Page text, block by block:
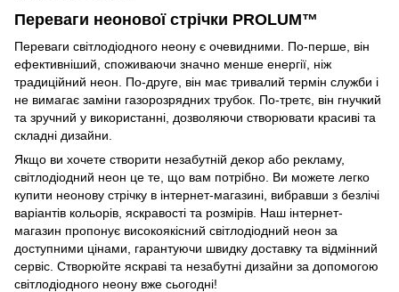
Переваги неонової стрічки PROLUM™
Переваги світлодіодного неону є очевидними. По-перше, він
ефективніший, споживаючи значно менше енергії, ніж
традиційний неон. По-друге, він має тривалий термін служби і
не вимагає заміни газорозрядних трубок. По-третє, він гнучкий
та зручний у використанні, дозволяючи створювати красиві та
складні дизайни.
Якщо ви хочете створити незабутній декор або рекламу,
світлодіодний неон це те, що вам потрібно. Ви можете легко
купити неонову стрічку в інтернет-магазині, вибравши з безлічі
варіантів кольорів, яскравості та розмірів. Наш інтернет-
магазин пропонує високоякісний світлодіодний неон за
доступними цінами, гарантуючи швидку доставку та відмінний
сервіс. Створюйте яскраві та незабутні дизайни за допомогою
світлодіодного неону вже сьогодні!